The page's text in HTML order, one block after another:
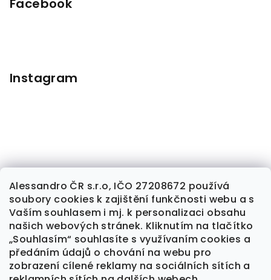
Alessandro ČR s.r.o, IČO 27208672 používá
soubory cookies k zajištění funkčnosti webu a s
Vaším souhlasem i mj. k personalizaci obsahu
našich webových stránek. Kliknutím na tlačítko
„Souhlasím“ souhlasíte s využívaním cookies a
předáním údajů o chování na webu pro
zobrazení cílené reklamy na sociálních sítích a
Facebook
Instagram
Sledovat na Instagramu
Kontakt